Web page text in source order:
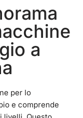
a
per lo
e comprende